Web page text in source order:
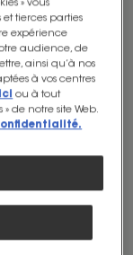
difficulté:Facile
préparation: 10
» vous
tierces parties
expérience
audience, de
ainsi qu’à nos
à vos centres
ici
ou à tout
de notre site Web.